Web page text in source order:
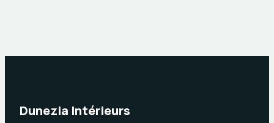
Dunezia Intérieurs